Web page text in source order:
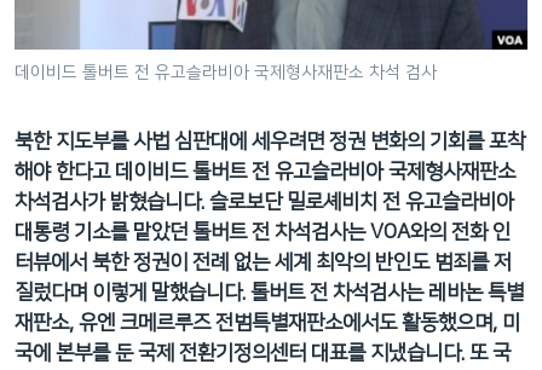
으
검
색
으
로
등
데이비드 톨버트 전 유고슬라비아 국제형사재판소 차석 검사
북한 지도부를 사법 심판대에 세우려면 정권 변화의 기회를 포착
해야 한다고 데이비드 톨버트 전 유고슬라비아 국제형사재판소
차석검사가 밝혔습니다. 슬로보단 밀로셰비치 전 유고슬라비아
대통령 기소를 맡았던 톨버트 전 차석검사는 VOA와의 전화 인
터뷰에서 북한 정권이 전례 없는 세계 최악의 반인도 범죄를 저
질렀다며 이렇게 말했습니다. 톨버트 전 차석검사는 레바논 특별
재판소, 유엔 크메르루즈 전범특별재판소에서도 활동했으며, 미
국에 본부를 둔 국제 전환기정의센터 대표를 지냈습니다. 또 국